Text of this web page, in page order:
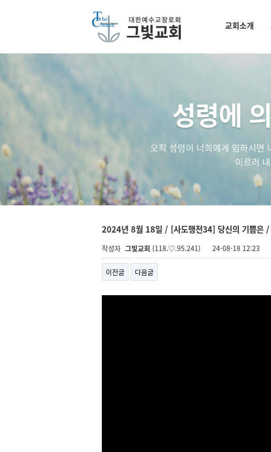
교회소개
성령에
오직 성령이 너희에게 임하시면
이르러
2024년 8월 18일 / [사도행전34] 당신의 기쁨은 /
작성자 그빛교회 (118.♡.95.241) 24-08-18 12:23
이전글 다음글